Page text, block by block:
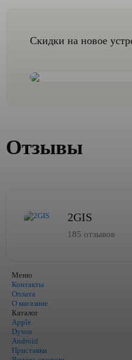
Скидки на новое
Отзывы
2GIS
185 отзывов
Меню
Контакты
Оплата
О магазине
Каталог
Apple
Dyson
Android
Приставки